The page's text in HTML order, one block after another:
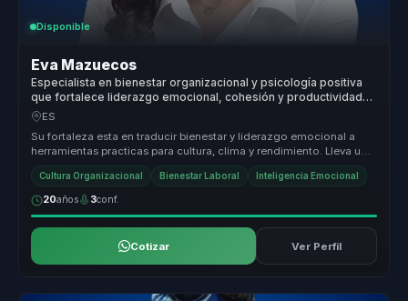
Disponible
Eva Mazuecos
Especialista en bienestar organizacional y psicología positiva
que fortalece liderazgo emocional, cohesión y productividad
en equipos.
ES
Su fortaleza esta en traducir bienestar y liderazgo emocional a
herramientas practicas para cultura, clima y rendimiento. Lleva una
conve...
Cultura Organizacional Bienestar Laboral Inteligencia Emocional
20años 3conf.
Cotizar Ver Perfil